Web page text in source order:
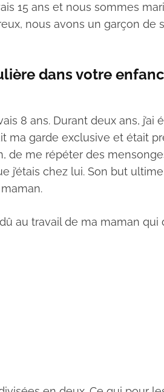
15 ans et nous sommes
nous avons un garçon de
dans votre
8 ans. Durant deux ans, j’ai
ma garde exclusive et était
de me répéter des
j’étais chez lui. Son but
au travail de ma maman qui